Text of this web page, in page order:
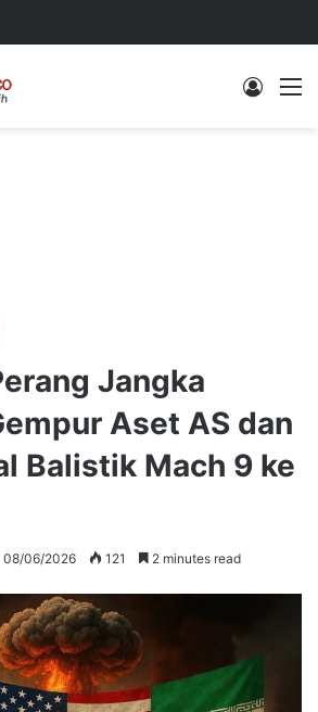
Log In
Jangka
Aset AS dan
Balistik Mach 9 ke
08/06/2026 121 2 minutes read